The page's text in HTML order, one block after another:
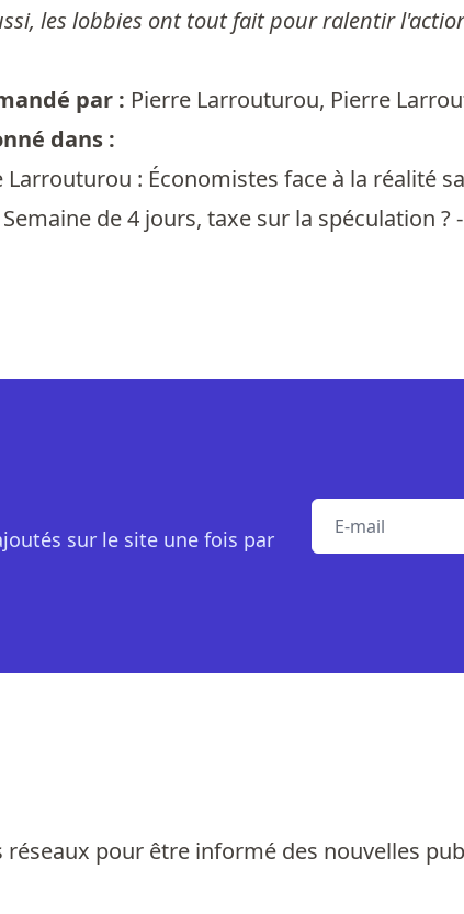
les lobbies ont tout fait pour ralentir
par : Pierre Larrouturou, Pierre
dans :
Larrouturou : Économistes face à la réalité
de 4 jours, taxe sur la spéculation ?
sur le site une fois par
E-mail
réseaux pour être informé des nouvelles